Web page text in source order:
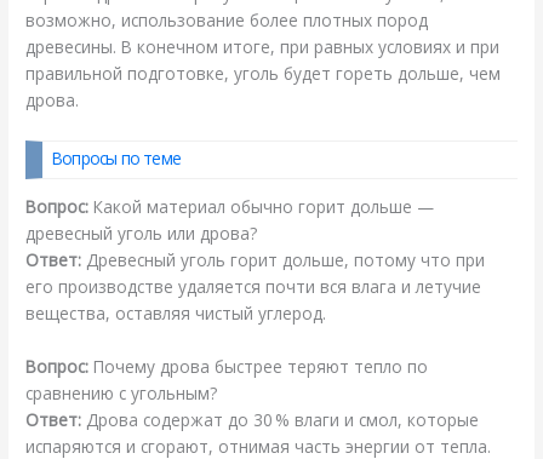
возможно, использование более плотных пород
древесины. В конечном итоге, при равных условиях и при
правильной подготовке, уголь будет гореть дольше, чем
дрова.
Вопросы по теме
Вопрос: Какой материал обычно горит дольше —
древесный уголь или дрова?
Ответ: Древесный уголь горит дольше, потому что при
его производстве удаляется почти вся влага и летучие
вещества, оставляя чистый углерод.
Вопрос: Почему дрова быстрее теряют тепло по
сравнению с угольным?
Ответ: Дрова содержат до 30 % влаги и смол, которые
испаряются и сгорают, отнимая часть энергии от тепла.